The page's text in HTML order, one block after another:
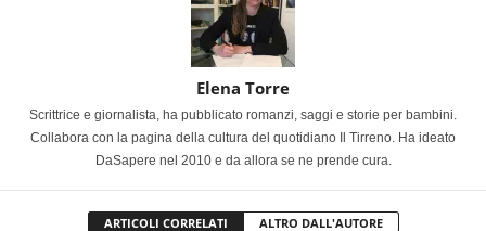
Elena Torre
Scrittrice e giornalista, ha pubblicato romanzi, saggi e storie per bambini.
Collabora con la pagina della cultura del quotidiano Il Tirreno. Ha ideato
DaSapere nel 2010 e da allora se ne prende cura.
ARTICOLI CORRELATI ALTRO DALL'AUTORE